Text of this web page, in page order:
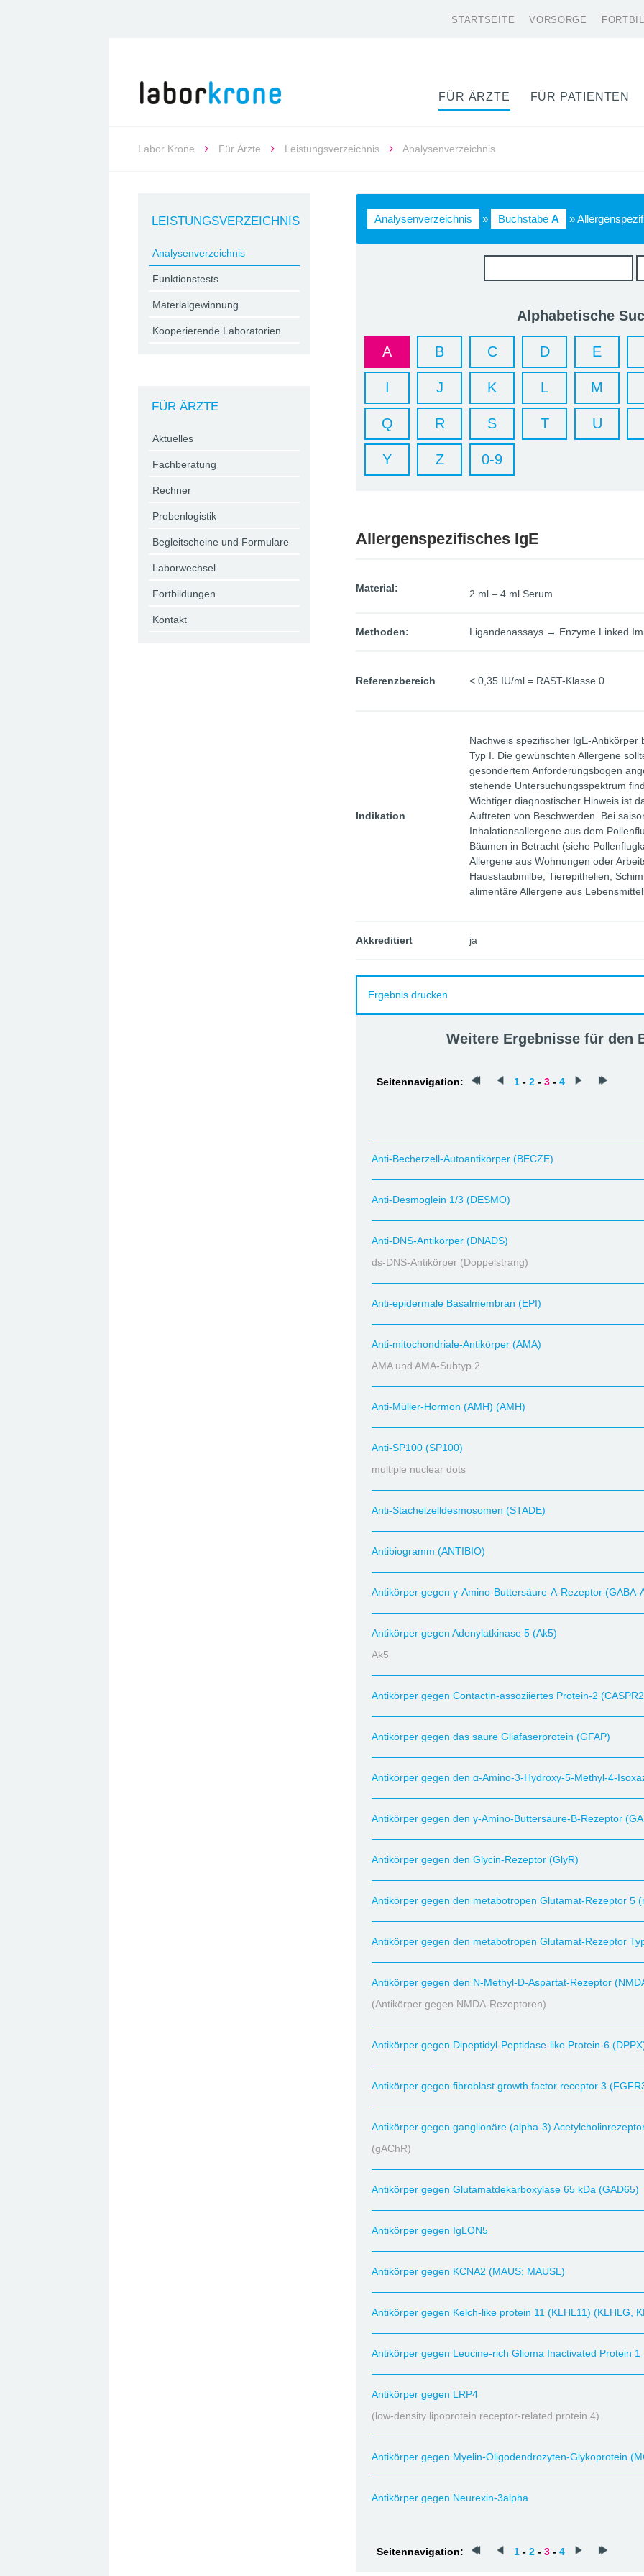
STARTSEITE VORSORGE
FÜR ÄRZTE FÜR PATIENTEN
Labor Krone Für Ärzte Leistungsverzeichnis Analysenverzeichnis
Analysenverzeichnis » Buchstabe A »
Alphabetische
A B C D E
I J K L M
Q R S T U
Y Z 0-9
Allergenspezifisches IgE
Material: 2 ml – 4 ml Serum
Methoden: Ligandenassays → Enzyme Linked
Referenzbereich < 0,35 IU/ml = RAST-Klasse 0
Indikation
Nachweis spezifischer IgE-
Typ I. Die gewünschten Allergene
gesondertem Anforderungsbogen
stehende Untersuchungsspektrum
Wichtiger diagnostischer Hinweis ist
Auftreten von Beschwerden. Bei
Inhalationsallergene aus dem
Bäumen in Betracht (siehe
Allergene aus Wohnungen oder
Hausstaubmilbe, Tierepithelien,
alimentäre Allergene aus
Akkreditiert ja
Ergebnis drucken
Weitere Ergebnisse für den
Seitennavigation: 1 - 2 - 3 - 4
Anti-Becherzell-Autoantikörper (BECZE)
Anti-Desmoglein 1/3 (DESMO)
Anti-DNS-Antikörper (DNADS)
ds-DNS-Antikörper (Doppelstrang)
Anti-epidermale Basalmembran (EPI)
Anti-mitochondriale-Antikörper (AMA)
AMA und AMA-Subtyp 2
Anti-Müller-Hormon (AMH) (AMH)
Anti-SP100 (SP100)
multiple nuclear dots
Anti-Stachelzelldesmosomen (STADE)
Antibiogramm (ANTIBIO)
Antikörper gegen γ-Amino-Buttersäure-A-Rezeptor (GABA-
Antikörper gegen Adenylatkinase 5 (Ak5)
Ak5
Antikörper gegen Contactin-assoziiertes Protein-2
Antikörper gegen das saure Gliafaserprotein (GFAP)
Antikörper gegen den α-Amino-3-Hydroxy-5-Methyl-4-
Antikörper gegen den γ-Amino-Buttersäure-B-Rezeptor
Antikörper gegen den Glycin-Rezeptor (GlyR)
Antikörper gegen den metabotropen Glutamat-Rezeptor 5
Antikörper gegen den metabotropen Glutamat-Rezeptor
Antikörper gegen den N-Methyl-D-Aspartat-Rezeptor
(Antikörper gegen NMDA-Rezeptoren)
Antikörper gegen Dipeptidyl-Peptidase-like Protein-6
Antikörper gegen fibroblast growth factor receptor 3
Antikörper gegen ganglionäre (alpha-3)
(gAChR)
Antikörper gegen Glutamatdekarboxylase 65 kDa (GAD65)
Antikörper gegen IgLON5
Antikörper gegen KCNA2 (MAUS; MAUSL)
Antikörper gegen Kelch-like protein 11 (KLHL11) (KLHLG,
Antikörper gegen Leucine-rich Glioma Inactivated Protein 1
Antikörper gegen LRP4
(low-density lipoprotein receptor-related protein 4)
Antikörper gegen Myelin-Oligodendrozyten-Glykoprotein
Antikörper gegen Neurexin-3alpha
Seitennavigation: 1 - 2 - 3 - 4
LEISTUNGSVERZEICHNIS
Analysenverzeichnis
Funktionstests
Materialgewinnung
Kooperierende Laboratorien
FÜR ÄRZTE
Aktuelles
Fachberatung
Rechner
Probenlogistik
Begleitscheine und Formulare
Laborwechsel
Fortbildungen
Kontakt